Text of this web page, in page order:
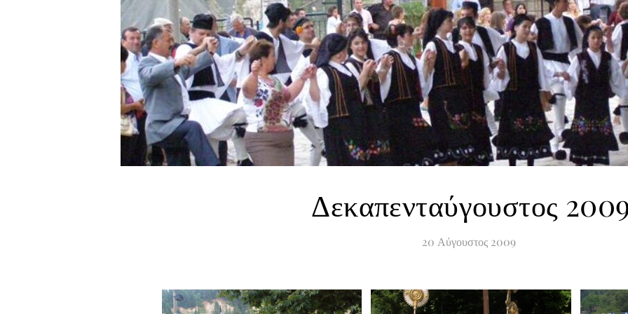
Δεκαπενταύγουστος
20 Αύγουστος 2009